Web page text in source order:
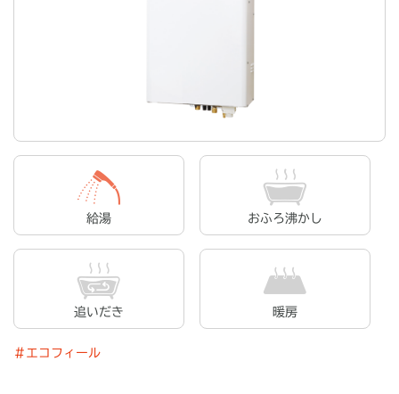
給湯 おふろ沸かし
追いだき 暖房
＃エコフィール